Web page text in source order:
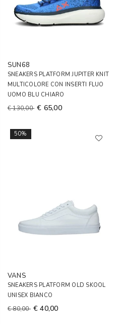
SUN68
SNEAKERS PLATFORM JUPITER KNIT
MULTICOLORE CON INSERTI FLUO
UOMO BLU CHIARO
€ 130,00 € 65,00
50%
VANS
SNEAKERS PLATFORM OLD SKOOL
UNISEX BIANCO
€ 80,00 € 40,00